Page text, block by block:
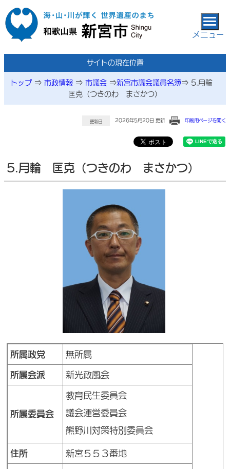
本文へ移動
メニュー
サイトの現在位置
トップ ⇒ 市政情報 ⇒ 市議会 ⇒新宮市議会議員名簿⇒ 5.月輪
匡克（つきのわ まさかつ）
更新日 2026年5月20日 更新 印刷用ページを開く
5.月輪 匡克（つきのわ まさかつ）
所属政党 無所属
所属会派 新光政風会
所属委員会
教育民生委員会
議会運営委員会
熊野川対策特別委員会
住所 新宮５５３番地